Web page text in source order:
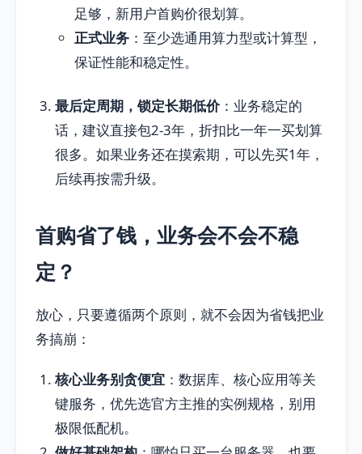
足够，新用户首购价很划算。
正式业务 ：至少选通用算力型或计算型，
保证性能和稳定性。
最后定周期，锁定长期低价：业务稳定的
话，建议直接包2-3年，折扣比一年一买划算
很多。如果业务还在摸索期，可以先买1年，
后续再按需升级。
首购省了钱，业务会不会不稳
定？
放心，只要遵循两个原则，就不会因为省钱把业
务搞崩：
核心业务别贪便宜 ：数据库、核心应用等关
键服务，优先选官方主推的实例规格，别用
极限低配机。